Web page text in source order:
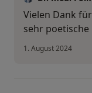
Vielen Dank
sehr
1. August 2024